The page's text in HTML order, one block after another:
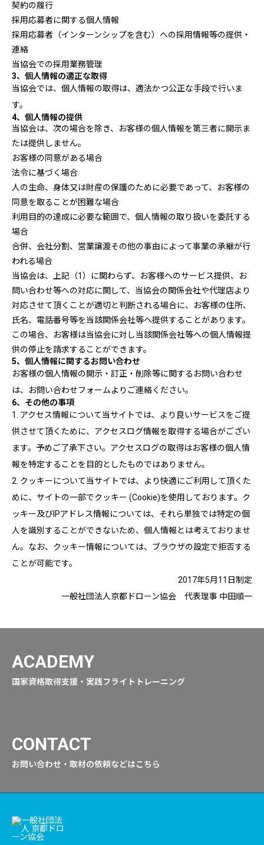
契約の履行
採用応募者に関する個人情報
採用応募者（インターンシップを含む）への採用情報等の提供・
連絡
当協会での採用業務管理
3、個人情報の適正な取得
当協会では、個人情報の取得は、適法かつ公正な手段で行いま
す。
4、個人情報の提供
当協会は、次の場合を除き、お客様の個人情報を第三者に開示ま
たは提供しません。
お客様の同意がある場合
法令に基づく場合
人の生命、身体又は財産の保護のために必要であって、お客様の
同意を取ることが困難な場合
利用目的の達成に必要な範囲で、個人情報の取り扱いを委託する
場合
合併、会社分割、営業譲渡その他の事由によって事業の承継が行
われる場合
当協会は、上記（1）に関わらず、お客様へのサービス提供、お
問い合わせ等への対応に関して、当協会の関係会社や代理店より
対応させて頂くことが適切と判断される場合に、お客様の住所、
氏名、電話番号等を当該関係会社等へ提供することがあります。
この場合、お客様は当協会に対し当該関係会社等への個人情報提
供の停止を請求することができます。
5、個人情報に関するお問い合わせ
お客様の個人情報の開示・訂正・削除等に関するお問い合わせ
は、お問い合わせフォームよりご連絡ください。
6、その他の事項
1. アクセス情報について当サイトでは、より良いサービスをご提
供させて頂くために、アクセスログ情報を取得する場合がござい
ます。予めご了承下さい。アクセスログの取得はお客様の個人情
報を特定することを目的としたものではありません。
2. クッキーについて当サイトでは、より快適にご利用して頂くた
めに、サイトの一部でクッキー (Cookie)を使用しております。ク
ッキー及びIPアドレス情報については、それら単独では特定の個
人を識別することができないため、個人情報とは考えておりませ
ん。なお、クッキー情報については、ブラウザの設定で拒否する
ことが可能です。
2017年5月11日制定
一般社団法人京都ドローン協会 代表理事 中田順一
ACADEMY
国家資格取得支援・実践フライトトレーニング
CONTACT
お問い合わせ・取材の依頼などはこちら